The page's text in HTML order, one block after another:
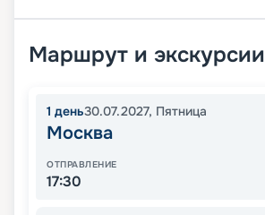
Маршрут и экскурсии
1 день30.07.2027, Пятница
Москва
ОТПРАВЛЕНИЕ
17:30